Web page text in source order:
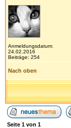
Anmeldungsdatum:
24.02.2016
Beiträge: 254
Nach oben
Seite 1 von 1